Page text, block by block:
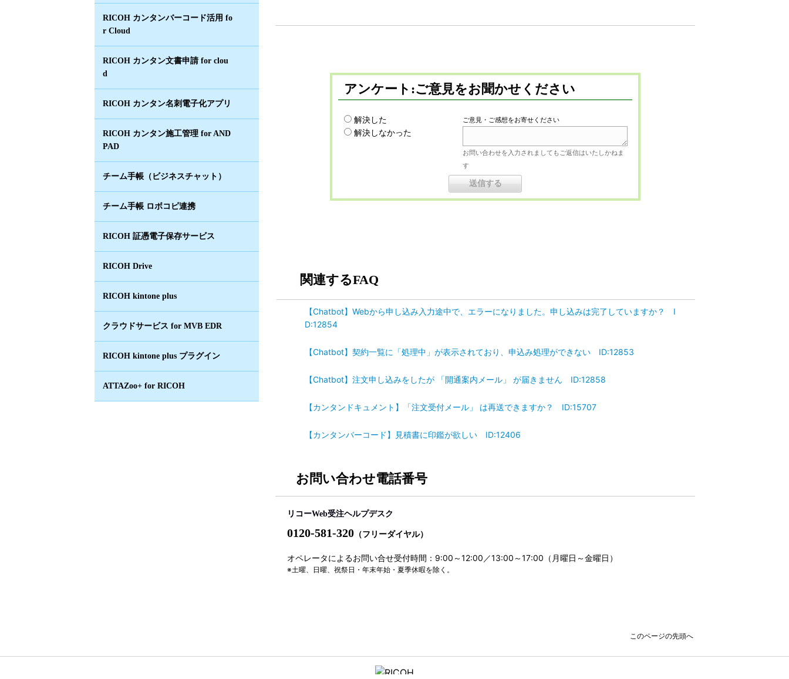
RICOH カンタンバーコード活用 fo
r Cloud
RICOH カンタン文書申請 for clou
d
RICOH カンタン名刺電子化アプリ
RICOH カンタン施工管理 for AND
PAD
チーム手帳（ビジネスチャット）
チーム手帳 ロボコピ連携
RICOH 証憑電子保存サービス
RICOH Drive
RICOH kintone plus
クラウドサービス for MVB EDR
RICOH kintone plus プラグイン
ATTAZoo+ for RICOH
アンケート:ご意見をお聞かせください
解決した
解決しなかった
ご意見・ご感想をお寄せください
お問い合わせを入力されましてもご返信はいたしかねま
す
関連するFAQ
【Chatbot】Webから申し込み入力途中で、エラーになりました。申し込みは完了していますか？ I
D:12854
【Chatbot】契約一覧に「処理中」が表示されており、申込み処理ができない ID:12853
【Chatbot】注文申し込みをしたが 「開通案内メール」 が届きません ID:12858
【カンタンドキュメント】「注文受付メール」 は再送できますか？ ID:15707
【カンタンバーコード】見積書に印鑑が欲しい ID:12406
お問い合わせ電話番号
リコーWeb受注ヘルプデスク
0120-581-320 （フリーダイヤル）
オペレータによるお問い合せ受付時間：9:00～12:00／13:00～17:00（月曜日～金曜日）
※土曜、日曜、祝祭日・年末年始・夏季休暇を除く。
このページの先頭へ